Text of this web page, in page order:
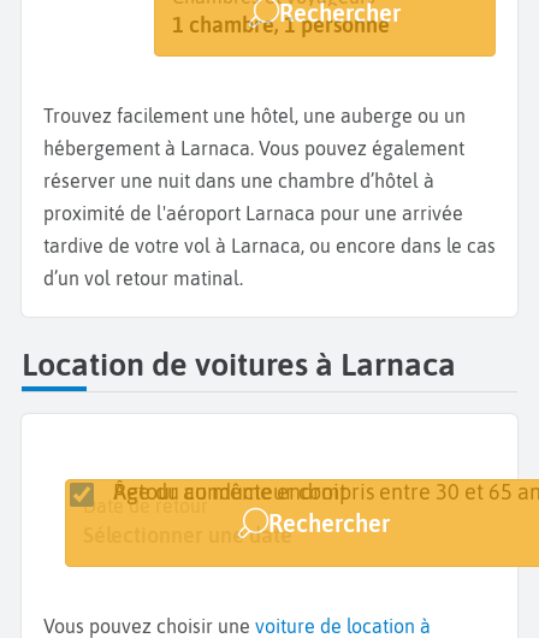
Larnaca
Dates de votre séjour
1 chambre, 1 personne
Rechercher
Trouvez facilement une hôtel, une auberge ou un
hébergement à Larnaca. Vous pouvez également
réserver une nuit dans une chambre d’hôtel à
proximité de l'aéroport Larnaca pour une arrivée
tardive de votre vol à Larnaca, ou encore dans le cas
d’un vol retour matinal.
Location de voitures à Larnaca
Lieu de retrait
Date de retrait
Sélectionner une date
Date de retour
Sélectionner une date
Retour au même endroit
Âge du conducteur compris entre 30 et 65
Rechercher
Vous pouvez choisir une voiture de location à